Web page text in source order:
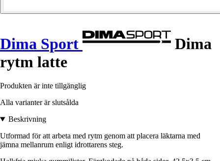
Dima Sport
Dima
rytm latte
Produkten är inte tillgänglig
Alla varianter är slutsålda
Beskrivning
Utformad för att arbeta med rytm genom att placera läktarna med
jämna mellanrum enligt idrottarens steg.